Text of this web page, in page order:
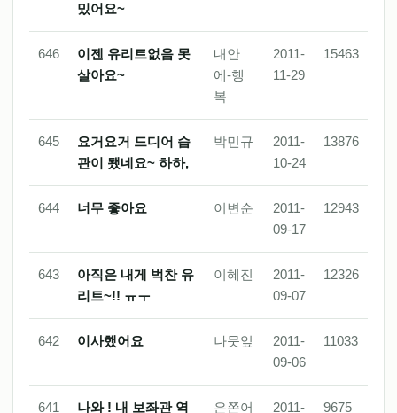
밌어요~
646
이젠 유리트없음 못
살아요~
내안
에-행
복
2011-
11-29
15463
645
요거요거 드디어 습
관이 됐네요~ 하하,
박민규
2011-
10-24
13876
644 너무 좋아요 이변순
2011-
09-17
12943
643
아직은 내게 벅찬 유
리트~!! ㅠㅜ
이혜진
2011-
09-07
12326
642 이사했어요 나뭇잎
2011-
09-06
11033
641
나와 ! 내 보좌관 역
은쫀어
2011-
9675